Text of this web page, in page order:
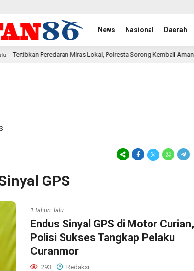
News Nasional Daerah
Miras Lokal, Polresta Sorong Kembali Amankan 29 Liter Cap Tikus
GPS
1 tahun lalu
Endus Sinyal GPS di Motor Curian,
Polisi Sukses Tangkap Pelaku
Curanmor
293 Redaksi